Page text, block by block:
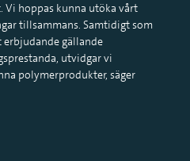
Vi hoppas kunna utöka vårt
tillsammans. Samtidigt som
erbjudande gällande
utvidgar vi
polymerprodukter, säger